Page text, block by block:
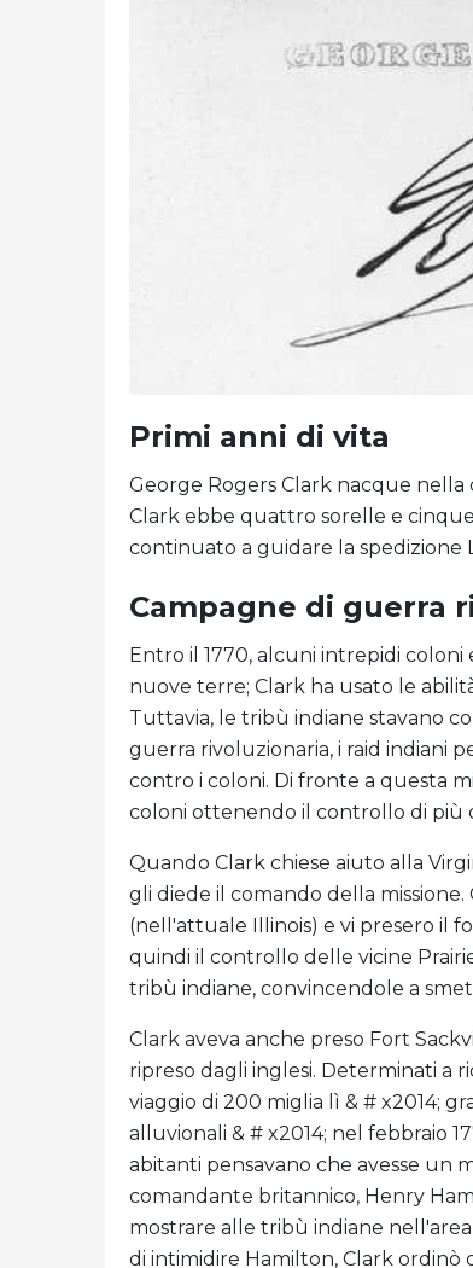
Primi anni di vita
George Rogers Clark nacque nella
Clark ebbe quattro sorelle e
continuato a guidare la spedizione
Campagne di guerra
Entro il 1770, alcuni intrepidi
nuove terre; Clark ha usato le
Tuttavia, le tribù indiane stavano
guerra rivoluzionaria, i raid indiani
contro i coloni. Di fronte a questa
coloni ottenendo il controllo di più
Quando Clark chiese aiuto alla
gli diede il comando della missione.
(nell'attuale Illinois) e vi presero il
quindi il controllo delle vicine
tribù indiane, convincendole a
Clark aveva anche preso Fort
ripreso dagli inglesi. Determinati a
viaggio di 200 miglia lì & # x2014;
alluvionali & # x2014; nel febbraio
abitanti pensavano che avesse un
comandante britannico, Henry
mostrare alle tribù indiane
di intimidire Hamilton, Clark